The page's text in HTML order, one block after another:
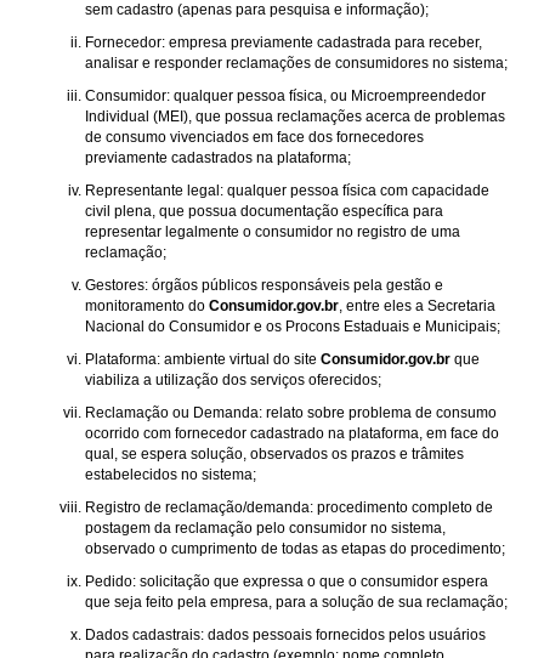
sem cadastro (apenas para pesquisa e informação);
Fornecedor: empresa previamente cadastrada para receber,
analisar e responder reclamações de consumidores no sistema;
Consumidor: qualquer pessoa física, ou Microempreendedor
Individual (MEI), que possua reclamações acerca de problemas
de consumo vivenciados em face dos fornecedores
previamente cadastrados na plataforma;
Representante legal: qualquer pessoa física com capacidade
civil plena, que possua documentação específica para
representar legalmente o consumidor no registro de uma
reclamação;
Gestores: órgãos públicos responsáveis pela gestão e
monitoramento do Consumidor.gov.br, entre eles a Secretaria
Nacional do Consumidor e os Procons Estaduais e Municipais;
Plataforma: ambiente virtual do site Consumidor.gov.br que
viabiliza a utilização dos serviços oferecidos;
Reclamação ou Demanda: relato sobre problema de consumo
ocorrido com fornecedor cadastrado na plataforma, em face do
qual, se espera solução, observados os prazos e trâmites
estabelecidos no sistema;
Registro de reclamação/demanda: procedimento completo de
postagem da reclamação pelo consumidor no sistema,
observado o cumprimento de todas as etapas do procedimento;
Pedido: solicitação que expressa o que o consumidor espera
que seja feito pela empresa, para a solução de sua reclamação;
Dados cadastrais: dados pessoais fornecidos pelos usuários